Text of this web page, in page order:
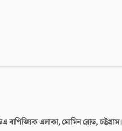
বাণিজ্যিক এলাকা, মোমিন রোড, চট্টগ্রাম।